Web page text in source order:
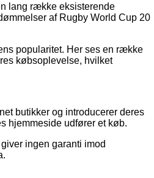
lang række eksisterende
af Rugby World Cup 20
popularitet. Her ses en række
købsoplevelse, hvilket
butikker og introducerer deres
hjemmeside udfører et køb.
ingen garanti imod